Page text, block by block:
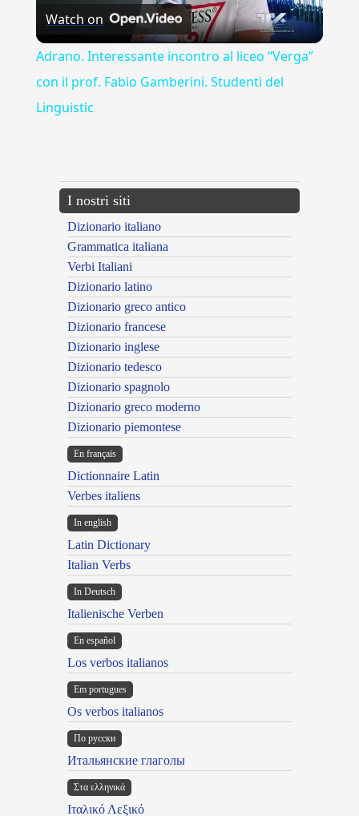
Video
Watch on
Adrano. Interessante incontro al liceo “Verga”
con il prof. Fabio Gamberini. Studenti del
Linguistic
I nostri siti
Dizionario italiano
Grammatica italiana
Verbi Italiani
Dizionario latino
Dizionario greco antico
Dizionario francese
Dizionario inglese
Dizionario tedesco
Dizionario spagnolo
Dizionario greco moderno
Dizionario piemontese
En français
Dictionnaire Latin
Verbes italiens
In english
Latin Dictionary
Italian Verbs
In Deutsch
Italienische Verben
En español
Los verbos italianos
Em portugues
Os verbos italianos
По русски
Итальянские глаголы
Στα ελληνικά
Ιταλικό Λεξικό